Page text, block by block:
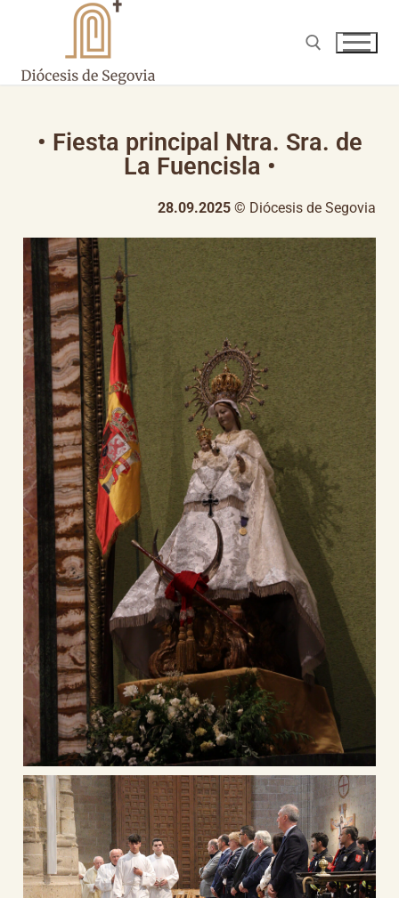
• Fiesta principal Ntra. Sra. de
La Fuencisla •
28.09.2025 © Diócesis de Segovia